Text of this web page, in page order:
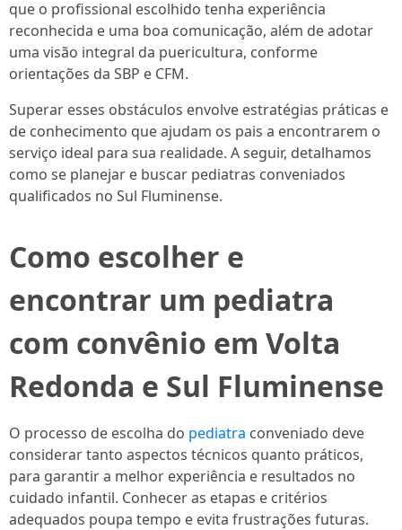
que o profissional escolhido tenha experiência
reconhecida e uma boa comunicação, além de adotar
uma visão integral da puericultura, conforme
orientações da SBP e CFM.
Superar esses obstáculos envolve estratégias práticas e
de conhecimento que ajudam os pais a encontrarem o
serviço ideal para sua realidade. A seguir, detalhamos
como se planejar e buscar pediatras conveniados
qualificados no Sul Fluminense.
Como escolher e
encontrar um pediatra
com convênio em Volta
Redonda e Sul Fluminense
O processo de escolha do pediatra conveniado deve
considerar tanto aspectos técnicos quanto práticos,
para garantir a melhor experiência e resultados no
cuidado infantil. Conhecer as etapas e critérios
adequados poupa tempo e evita frustrações futuras.